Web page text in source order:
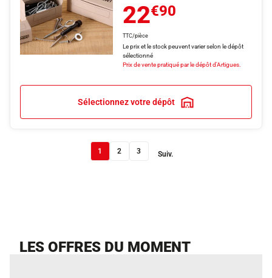
22€90
TTC/pièce
Le prix et le stock peuvent varier selon le dépôt
sélectionné
Prix de vente pratiqué par le dépôt d'Artigues.
Sélectionnez votre dépôt
1 2 3 Suiv.
LES OFFRES DU MOMENT